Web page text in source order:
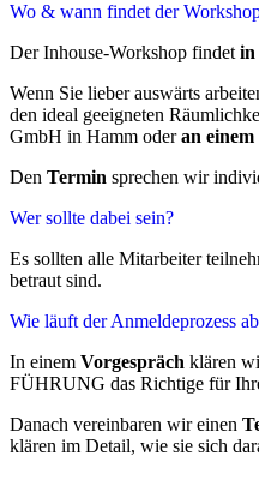
Wo & wann findet der
Der Inhouse-Workshop findet in
Wenn Sie lieber auswärts
den ideal geeigneten
GmbH in Hamm oderan
Den Termin sprechen wir
Wer sollte dabei sein?
Es sollten alle Mitarbeiter
betraut sind.
Wie läuft der Anmeldeprozess
In einem Vorgespräch klären
FÜHRUNG das Richtige für
Danach vereinbaren wir einen
klären im Detail, wie sie sich